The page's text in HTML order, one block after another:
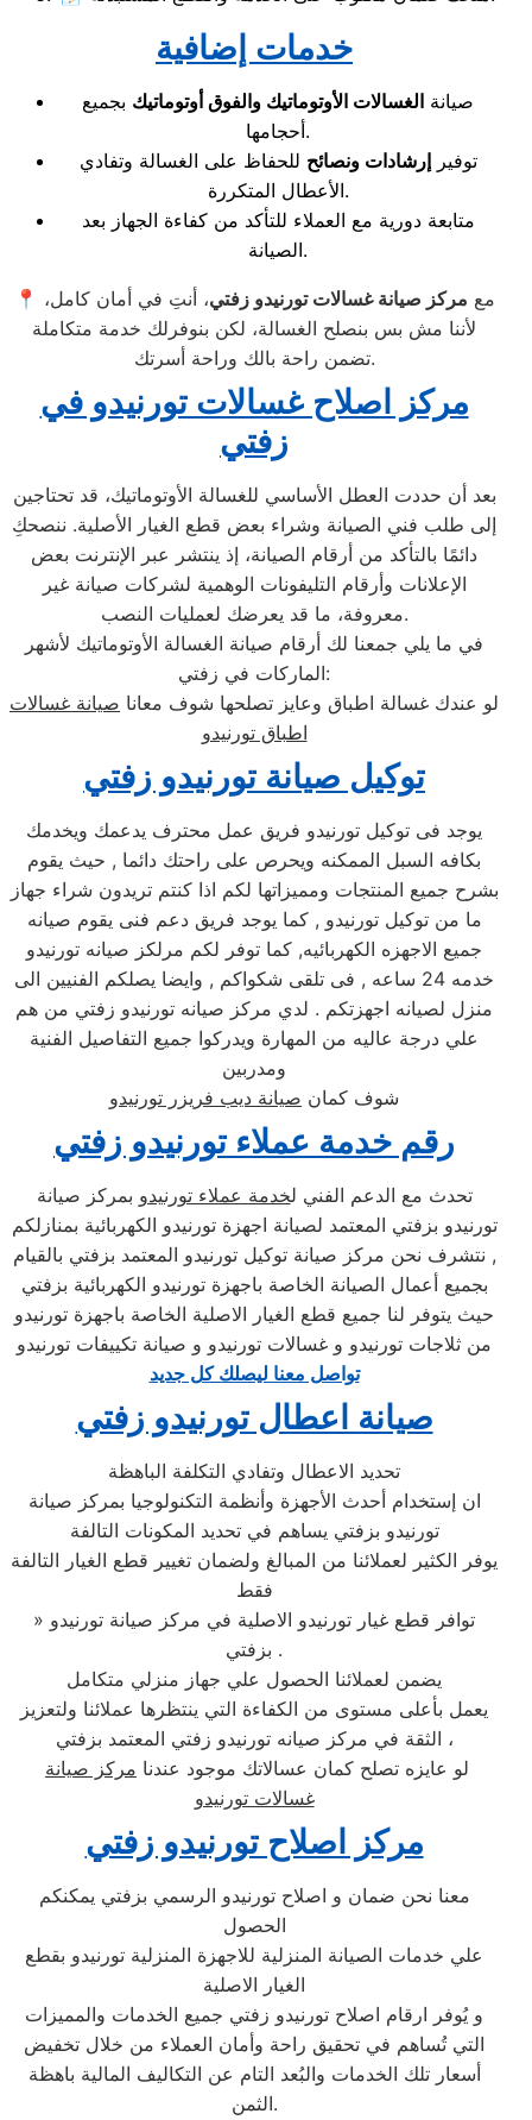
خدمات إضافية
صيانة الغسالات الأوتوماتيك والفوق أوتوماتيك بجميع
أحجامها.
توفيرإرشادات ونصائح للحفاظ على الغسالة وتفادي
الأعطال المتكررة.
متابعة دورية مع العملاء للتأكد من كفاءة الجهاز بعد
الصيانة.
📍 مع مركز صيانة غسالات تورنيدو زفتي، أنتِ في أمان كامل،
لأننا مش بس بنصلح الغسالة، لكن بنوفرلك خدمة متكاملة
تضمن راحة بالك وراحة أسرتك.
مركز اصلاح غسالات تورنيدو في
زفتي
بعد أن حددت العطل الأساسي للغسالة الأوتوماتيك، قد تحتاجين
إلى طلب فني الصيانة وشراء بعض قطع الغيار الأصلية. ننصحكِ
دائمًا بالتأكد من أرقام الصيانة، إذ ينتشر عبر الإنترنت بعض
الإعلانات وأرقام التليفونات الوهمية لشركات صيانة غير
معروفة، ما قد يعرضك لعمليات النصب.
في ما يلي جمعنا لك أرقام صيانة الغسالة الأوتوماتيك لأشهر
الماركات في زفتي:
لو عندك غسالة اطباق وعايز تصلحها شوف معانا صيانة غسالات
اطباق تورنيدو
توكيل صيانة تورنيدو زفتي
يوجد فى توكيل تورنيدو فريق عمل محترف يدعمك ويخدمك
بكافه السبل الممكنه ويحرص على راحتك دائما , حيث يقوم
بشرح جميع المنتجات ومميزاتها لكم اذا كنتم تريدون شراء جهاز
ما من توكيل تورنيدو , كما يوجد فريق دعم فنى يقوم صيانه
جميع الاجهزه الكهربائيه, كما توفر لكم مرلكز صيانه تورنيدو
خدمه 24 ساعه , فى تلقى شكواكم , وايضا يصلكم الفنيين الى
منزل لصيانه اجهزتكم . لدي مركز صيانه تورنيدو زفتي من هم
علي درجة عاليه من المهارة ويدركوا جميع التفاصيل الفنية
ومدربين
شوف كمان صيانة ديب فريزر تورنيدو
رقم خدمة عملاء تورنيدو زفتي
تحدث مع الدعم الفني لخدمة عملاء تورنيدو بمركز صيانة
تورنيدو بزفتي المعتمد لصيانة اجهزة تورنيدو الكهربائية بمنازلكم
, نتشرف نحن مركز صيانة توكيل تورنيدو المعتمد بزفتي بالقيام
بجميع أعمال الصيانة الخاصة باجهزة تورنيدو الكهربائية بزفتي
حيث يتوفر لنا جميع قطع الغيار الاصلية الخاصة باجهزة تورنيدو
من ثلاجات تورنيدو و غسالات تورنيدو و صيانة تكييفات تورنيدو
تواصل معنا ليصلك كل جديد
صيانة اعطال تورنيدو زفتي
تحديد الاعطال وتفادي التكلفة الباهظة
ان إستخدام أحدث الأجهزة وأنظمة التكنولوجيا بمركز صيانة
تورنيدو بزفتي يساهم في تحديد المكونات التالفة
يوفر الكثير لعملائنا من المبالغ ولضمان تغيير قطع الغيار التالفة
فقط
» توافر قطع غيار تورنيدو الاصلية في مركز صيانة تورنيدو
بزفتي .
يضمن لعملائنا الحصول علي جهاز منزلي متكامل
يعمل بأعلى مستوى من الكفاءة التي ينتظرها عملائنا ولتعزيز
الثقة في مركز صيانه تورنيدو زفتي المعتمد بزفتي ،
لو عايزه تصلح كمان عسالاتك موجود عندنا مركز صيانة
غسالات تورنيدو
مركز اصلاح تورنيدو زفتي
معنا نحن ضمان و اصلاح تورنيدو الرسمي بزفتي يمكنكم
الحصول
علي خدمات الصيانة المنزلية للاجهزة المنزلية تورنيدو بقطع
الغيار الاصلية
و يُوفر ارقام اصلاح تورنيدو زفتي جميع الخدمات والمميزات
التي تُساهم في تحقيق راحة وأمان العملاء من خلال تخفيض
أسعار تلك الخدمات والبُعد التام عن التكاليف المالية باهظة
الثمن.